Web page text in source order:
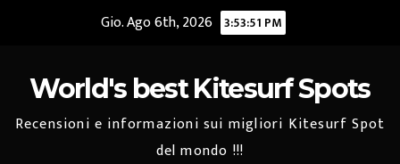
Gio. Ago 6th, 2026 3:53:52 PM
World's best Kitesurf Spots
Recensioni e informazioni sui migliori Kitesurf Spot
del mondo !!!